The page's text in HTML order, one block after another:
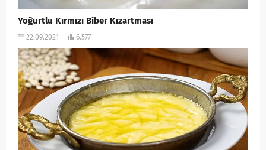
Yoğurtlu Kırmızı Biber Kızartması
22.09.2021 6.577